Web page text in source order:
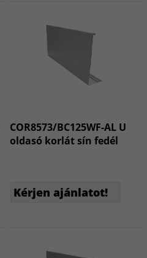
COR8573/BC125WF-AL U
oldasó korlát sín fedél
Kérjen ajánlatot!